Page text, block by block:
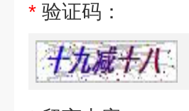
* 验证码：